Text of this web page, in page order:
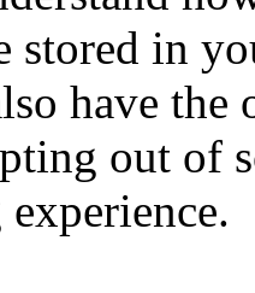
stored in
have
out of